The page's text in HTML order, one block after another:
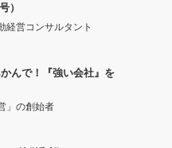
）
経営コンサルタント
んで！『強い会社』を
」の創始者